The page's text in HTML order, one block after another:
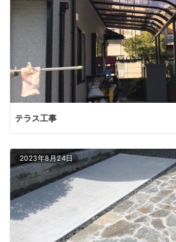
テラス工事
2023年8月24日